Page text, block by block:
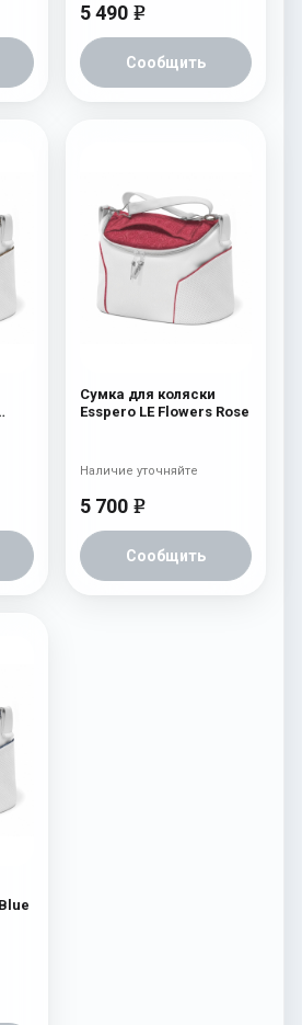
5 490 e
Сообщить
Сумка для коляски
Esspero LE Flowers Rose
5 700 e
Сообщить
Наличие уточняйте